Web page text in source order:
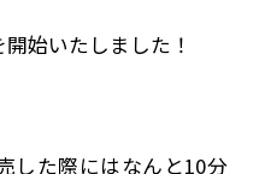
始いたしました！
した際にはなんと10分